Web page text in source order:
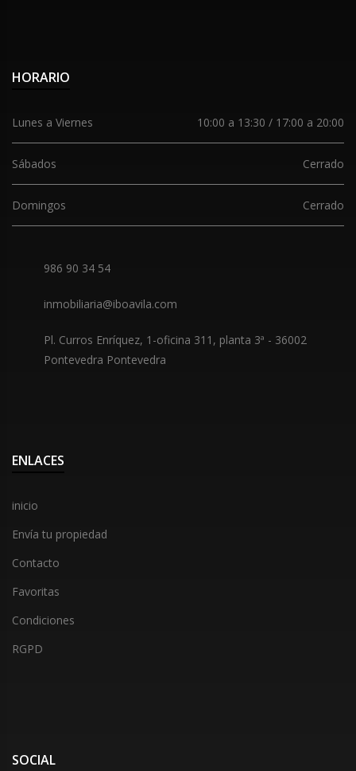
HORARIO
Lunes a Viernes 10:00 a 13:30 / 17:00 a 20:00
Sábados Cerrado
Domingos Cerrado
986 90 34 54
inmobiliaria@iboavila.com
Pl. Curros Enríquez, 1-oficina 311, planta 3ª - 36002
Pontevedra Pontevedra
ENLACES
inicio
Envía tu propiedad
Contacto
Favoritas
Condiciones
RGPD
SOCIAL